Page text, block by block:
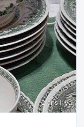
2 ans Il ya